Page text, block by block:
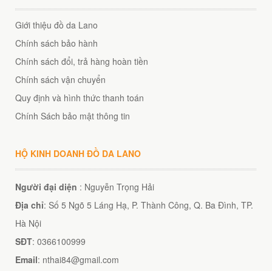
Giới thiệu đồ da Lano
Chính sách bảo hành
Chính sách đổi, trả hàng hoàn tiền
Chính sách vận chuyển
Quy định và hình thức thanh toán
Chính Sách bảo mật thông tin
HỘ KINH DOANH ĐỒ DA LANO
Người đại diện : Nguyễn Trọng Hải
Địa chỉ: Số 5 Ngõ 5 Láng Hạ, P. Thành Công, Q. Ba Đình, TP.
Hà Nội
SĐT: 0366100999
Email: nthai84@gmail.com